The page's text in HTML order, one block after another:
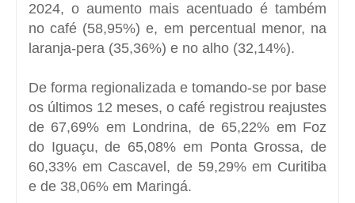
2024, o aumento mais acentuado é também
no café (58,95%) e, em percentual menor, na
laranja-pera (35,36%) e no alho (32,14%).
De forma regionalizada e tomando-se por base
os últimos 12 meses, o café registrou reajustes
de 67,69% em Londrina, de 65,22% em Foz
do Iguaçu, de 65,08% em Ponta Grossa, de
60,33% em Cascavel, de 59,29% em Curitiba
e de 38,06% em Maringá.